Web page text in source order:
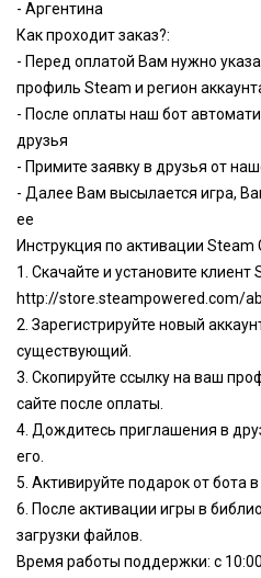
- Аргентина
Как проходит заказ?:
- Перед оплатой Вам нужно
профиль Steam и регион
- После оплаты наш бот
друзья
- Примите заявку в друзья от
- Далее Вам высылается игра,
ее
Инструкция по активации Steam
1. Скачайте и установите клиент
http://store.steampowered.com/
2. Зарегистрируйте новый
существующий.
3. Скопируйте ссылку на ваш
сайте после оплаты.
4. Дождитесь приглашения в
его.
5. Активируйте подарок от бота в
6. После активации игры в
загрузки файлов.
Время работы поддержки: с